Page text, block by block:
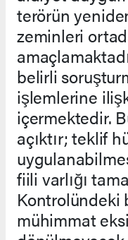
terörün
zeminleri
belirli
işlemlerine
içermektedir.
açıktır; teklif
fiili varlığı
Kontrolündeki
mühimmat